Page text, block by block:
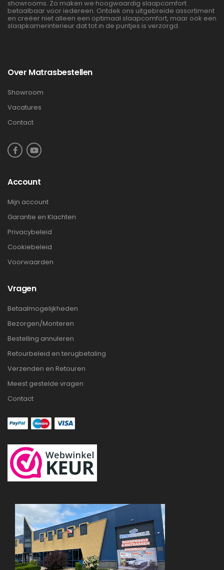
showrooms. Zo maken we hoogwaardig slaapcomfort
betaalbaar voor iedereen. Ontdek ons uitgebreide assortiment
en creëer niet alleen een optimaal slaapcomfort, maar ook een
slaapkamerinterieur dat tot in de puntjes is verzorgd.
Over Matrasbestellen
Showroom
Vacatures
Contact
Account
Mijn account
Garantie en Klachten
Privacybeleid
Cookiebeleid
Voorwaarden
Vragen
Betaalmogelijkheden
Bezorgen/Monteren
Bestelling annuleren
Retourbeleid en terugbetaling
Verzenden en Retouren
Meest gestelde vragen
Contact